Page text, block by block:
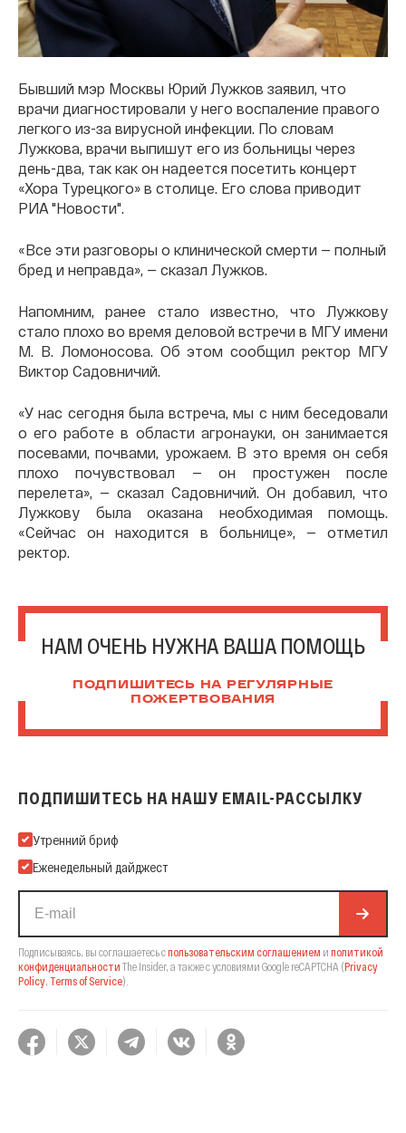
Бывший мэр Москвы Юрий Лужков заявил, что
врачи диагностировали у него воспаление правого
легкого из-за вирусной инфекции. По словам
Лужкова, врачи выпишут его из больницы через
день-два, так как он надеется посетить концерт
«Хора Турецкого» в столице. Его слова приводит
РИА "Новости".
«Все эти разговоры о клинической смерти — полный
бред и неправда», — сказал Лужков.
Напомним, ранее стало известно, что Лужкову
стало плохо во время деловой встречи в МГУ имени
М. В. Ломоносова. Об этом сообщил ректор МГУ
Виктор Садовничий.
«У нас сегодня была встреча, мы с ним беседовали
о его работе в области агронауки, он занимается
посевами, почвами, урожаем. В это время он себя
плохо почувствовал — он простужен после
перелета», — сказал Садовничий. Он добавил, что
Лужкову была оказана необходимая помощь.
«Сейчас он находится в больнице», — отметил
ректор.
НАМ ОЧЕНЬ НУЖНА ВАША ПОМОЩЬ
ПОДПИШИТЕСЬ НА РЕГУЛЯРНЫЕ
ПОЖЕРТВОВАНИЯ
ПОДПИШИТЕСЬ НА НАШУ EMAIL-РАССЫЛКУ
Подпишитесь на нашу Email-рассылку
Утренний бриф
Еженедельный дайджест
Подписываясь, вы соглашаетесь спользовательским соглашением и политикой
конфиденциальности The Insider, а также с условиями Google reCAPTCHA (Privacy
Policy, Terms of Service).